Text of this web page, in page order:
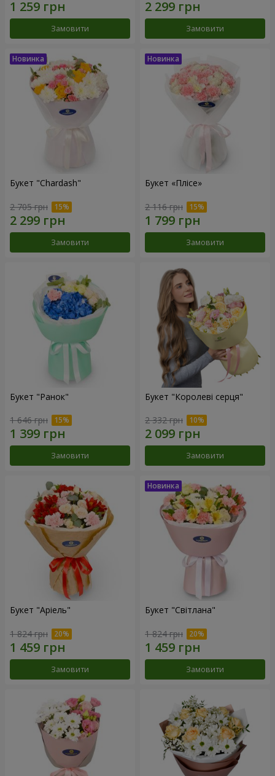
Замовити Замовити
Букет "Chardash"
2 705 грн
Замовити
Букет «Плісе»
2 116 грн
Замовити
Букет "Ранок"
1 646 грн
Замовити
Букет "Королеві серця"
2 332 грн
Замовити
Букет "Аріель"
1 824 грн
Замовити
Букет "Світлана"
1 824 грн
Замовити